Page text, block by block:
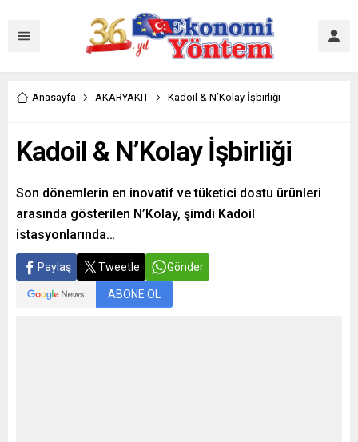
Anasayfa AKARYAKIT Kadoil & N’Kolay İşbirliği
Kadoil & N’Kolay İşbirliği
Son dönemlerin en inovatif ve tüketici dostu ürünleri
arasında gösterilen N’Kolay, şimdi Kadoil
istasyonlarında…
Paylaş Tweetle Gönder
ABONE OL